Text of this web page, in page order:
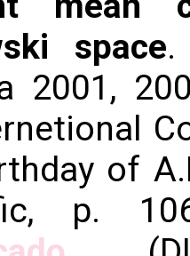
space.
2001,
of
p.